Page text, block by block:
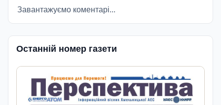
Завантажуємо коментарі...
Останній номер газети